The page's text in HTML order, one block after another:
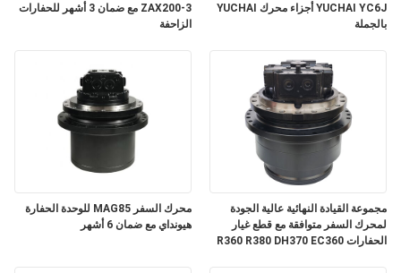
ZAX200-3 مع ضمان 3 أشهر للحفارات
الزاحفة
YUCHAI YC6J أجزاء محرك YUCHAI
بالجملة
محرك السفر MAG85 للوحدة الحفارة
هيونداي مع ضمان 6 أشهر
مجموعة القيادة النهائية عالية الجودة
لمحرك السفر متوافقة مع قطع غيار
الحفارات R360 R380 DH370 EC360